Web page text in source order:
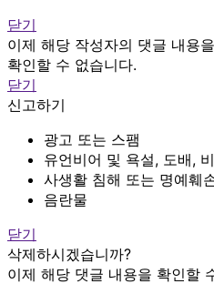
닫기
이제 해당 작성자의 댓글 내용을
확인할 수 없습니다.
닫기
신고하기
광고 또는 스팸
유언비어 및 욕설, 도배,
사생활 침해 또는 명예훼
음란물
닫기
삭제하시겠습니까?
이제 해당 댓글 내용을 확인할